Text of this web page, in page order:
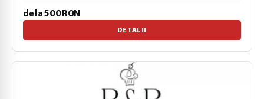
de la 500 RON
DETALII